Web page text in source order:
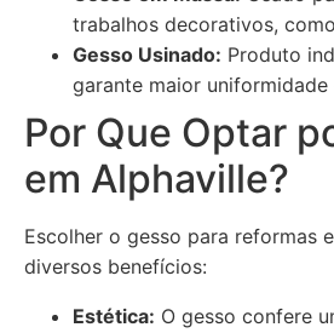
trabalhos decorativos,
Gesso Usinado: Produto
garante maior uniformidade
Por Que Optar
em Alphaville?
Escolher o gesso para reformas
diversos benefícios:
Estética: O gesso confere